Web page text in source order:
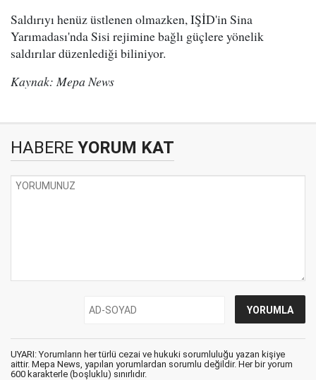
Saldırıyı henüz üstlenen olmazken, IŞİD'in Sina
Yarımadası'nda Sisi rejimine bağlı güçlere yönelik
saldırılar düzenlediği biliniyor.
Kaynak: Mepa News
HABERE YORUM KAT
UYARI: Yorumların her türlü cezai ve hukuki sorumluluğu yazan kişiye
aittir. Mepa News, yapılan yorumlardan sorumlu değildir. Her bir yorum
600 karakterle (boşluklu) sınırlıdır.